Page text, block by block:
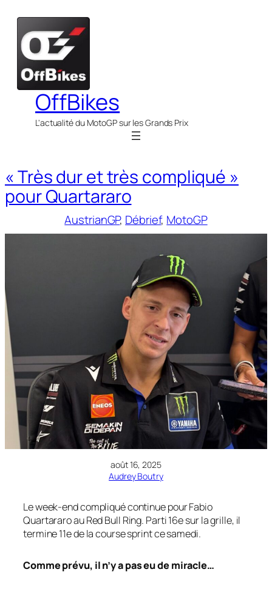
contenu
OffBikes
L'actualité du MotoGP sur les Grands Prix
« Très dur et très compliqué »
pour Quartararo
AustrianGP, Débrief, MotoGP
août 16, 2025
Audrey Boutry
Le week-end compliqué continue pour Fabio
Quartararo au Red Bull Ring. Parti 16e sur la grille, il
termine 11e de la course sprint ce samedi.
Comme prévu, il n’y a pas eu de miracle…